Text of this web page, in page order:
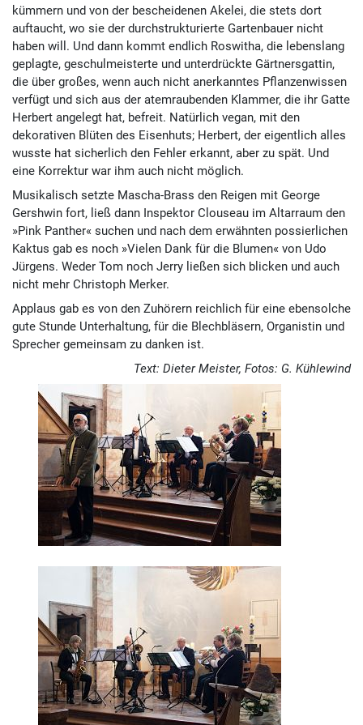
kümmern und von der bescheidenen Akelei, die stets dort
auftaucht, wo sie der durchstrukturierte Gartenbauer nicht
haben will. Und dann kommt endlich Roswitha, die lebenslang
geplagte, geschulmeisterte und unterdrückte Gärtnersgattin,
die über großes, wenn auch nicht anerkanntes Pflanzenwissen
verfügt und sich aus der atemraubenden Klammer, die ihr Gatte
Herbert angelegt hat, befreit. Natürlich vegan, mit den
dekorativen Blüten des Eisenhuts; Herbert, der eigentlich alles
wusste hat sicherlich den Fehler erkannt, aber zu spät. Und
eine Korrektur war ihm auch nicht möglich.
Musikalisch setzte Mascha-Brass den Reigen mit George
Gershwin fort, ließ dann Inspektor Clouseau im Altarraum den
»Pink Panther« suchen und nach dem erwähnten possierlichen
Kaktus gab es noch »Vielen Dank für die Blumen« von Udo
Jürgens. Weder Tom noch Jerry ließen sich blicken und auch
nicht mehr Christoph Merker.
Applaus gab es von den Zuhörern reichlich für eine ebensolche
gute Stunde Unterhaltung, für die Blechbläsern, Organistin und
Sprecher gemeinsam zu danken ist.
Text: Dieter Meister, Fotos: G. Kühlewind